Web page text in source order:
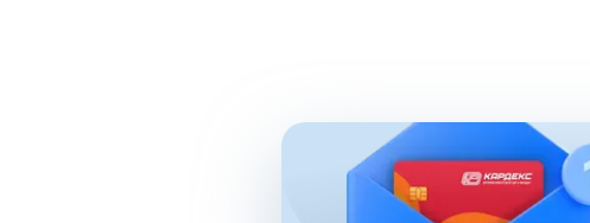
ошибок в документах и подсчетах.
который осуществляется в упрощенном порядке, за
о расходах водителей на заправках поможет выявить